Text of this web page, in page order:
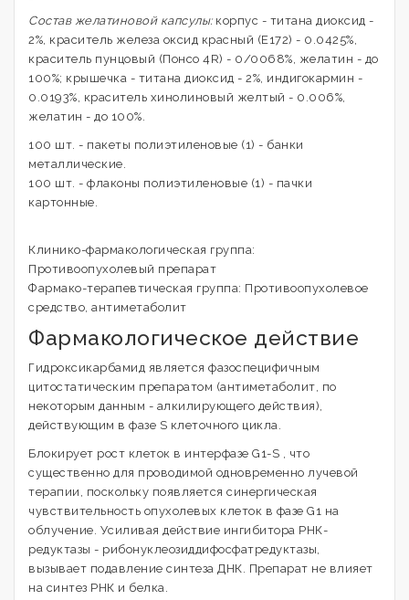
Состав желатиновой капсулы:корпус - титана диоксид -
2%, краситель железа оксид красный (Е172) - 0.0425%,
краситель пунцовый (Понсо 4R) - 0/0068%, желатин - до
100%; крышечка - титана диоксид - 2%, индигокармин -
0.0193%, краситель хинолиновый желтый - 0.006%,
желатин - до 100%.
100 шт. - пакеты полиэтиленовые (1) - банки
металлические.
100 шт. - флаконы полиэтиленовые (1) - пачки
картонные.
Клинико-фармакологическая группа:
Противоопухолевый препарат
Фармако-терапевтическая группа: Противоопухолевое
средство, антиметаболит
Фармакологическое действие
Гидроксикарбамид является фазоспецифичным
цитостатическим препаратом (антиметаболит, по
некоторым данным - алкилирующего действия),
действующим в фазе S клеточного цикла.
Блокирует рост клеток в интерфазе G1-S , что
существенно для проводимой одновременно лучевой
терапии, поскольку появляется синергическая
чувствительность опухолевых клеток в фазе G1 на
облучение. Усиливая действие ингибитора РНК-
редуктазы - рибонуклеозиддифосфатредуктазы,
вызывает подавление синтеза ДНК. Препарат не влияет
на синтез РНК и белка.